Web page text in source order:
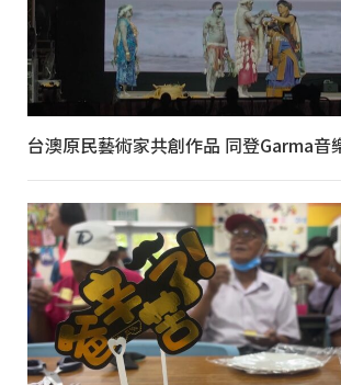
台澳原民藝術家共創作品 同登Garma音